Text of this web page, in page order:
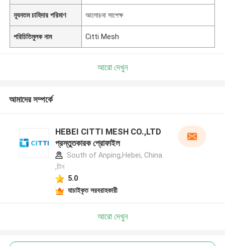
ন্যূনতম চাহিদার পরিমাণ আলোচনা সাপেক্ষ
পরিচিতিমুলক নাম Citti Mesh
আরো দেখুন
আমাদের সম্পর্কে
HEBEI CITTI MESH CO.,LTD
প্রস্তুতকারক প্রোফাইল
South of Anping,Hebei, China.
,চীন
5.0
যাচাইকৃত সরবরাহকারী
আরো দেখুন